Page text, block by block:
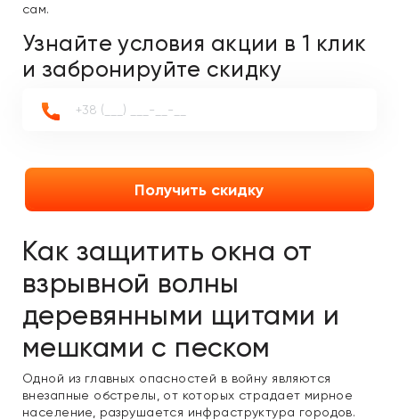
сам.
Узнайте условия акции в 1 клик
и забронируйте скидку
Получить скидку
Как защитить окна от
взрывной волны
деревянными щитами и
мешками с песком
Одной из главных опасностей в войну являются
внезапные обстрелы, от которых страдает мирное
население, разрушается инфраструктура городов.